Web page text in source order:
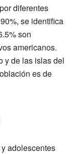
diferentes
se identifica
son
americanos.
y de las islas del
es de
adolescentes